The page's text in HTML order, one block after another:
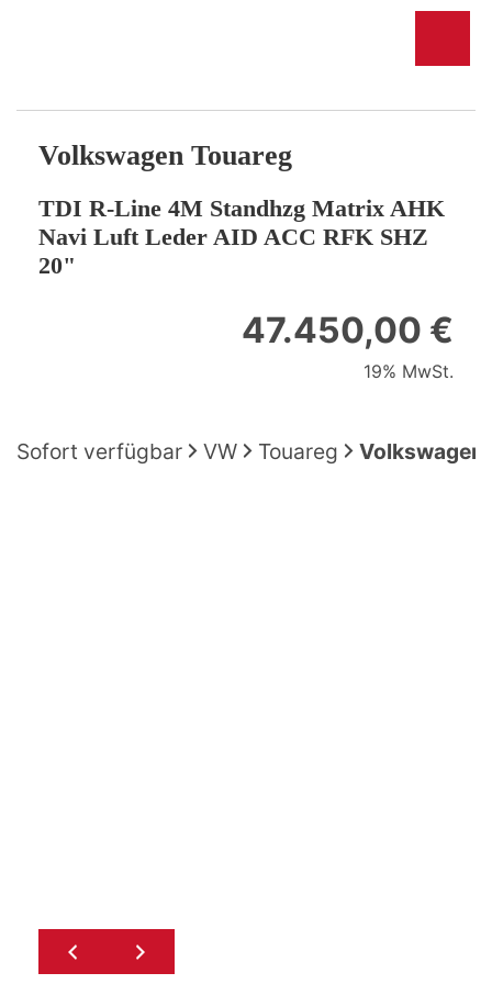
Volkswagen Touareg
TDI R-Line 4M Standhzg Matrix AHK
Navi Luft Leder AID ACC RFK SHZ
20"
47.450,00 €
19% MwSt.
Sofort verfügbar VW Touareg Volkswagen